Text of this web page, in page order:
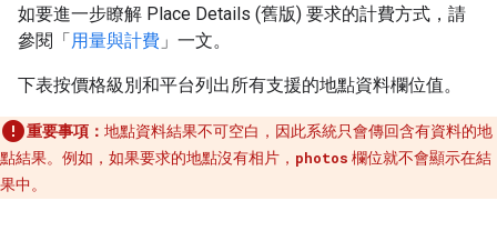
如要進一步瞭解 Place Details (舊版) 要求的計費方式，請
參閱「用量與計費 」一文。
下表按價格級別和平台列出所有支援的地點資料欄位值。
重要事項： 地點資料結果不可空白，因此系統只會傳回含有資料的地
點結果。例如，如果要求的地點沒有相片， photos 欄位就不會顯示在結
果中。